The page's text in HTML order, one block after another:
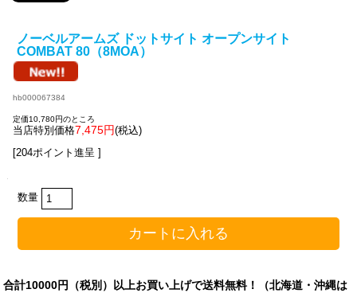
ノーベルアームズ ドットサイト オープンサイト
COMBAT 80（8MOA）
hb000067384
定価10,780円のところ
当店特別価格7,475円(税込)
[204ポイント進呈 ]
数量
合計10000円（税別）以上お買い上げで送料無料！（北海道・沖縄は